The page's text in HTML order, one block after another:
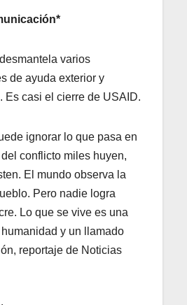
varios
de ayuda exterior y
Es casi el cierre de USAID.
ignorar lo que pasa en
conflicto miles huyen,
El mundo observa la
Pero nadie logra
Lo que se vive es una
y un llamado
reportaje de Noticias